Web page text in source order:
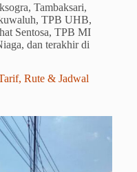
Tambaksari,
TPB UHB,
Sentosa, TPB MI
dan terakhir di
Rute & Jadwal